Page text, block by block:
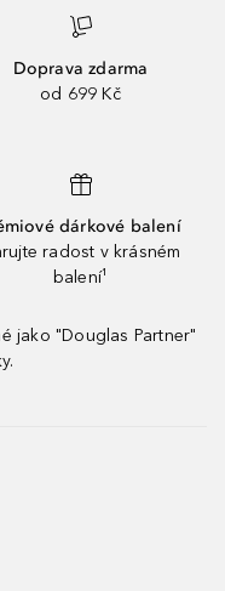
Doprava zdarma
od 699 Kč
dárkové balení
radost v krásném
balení¹
jako "Douglas Partner"